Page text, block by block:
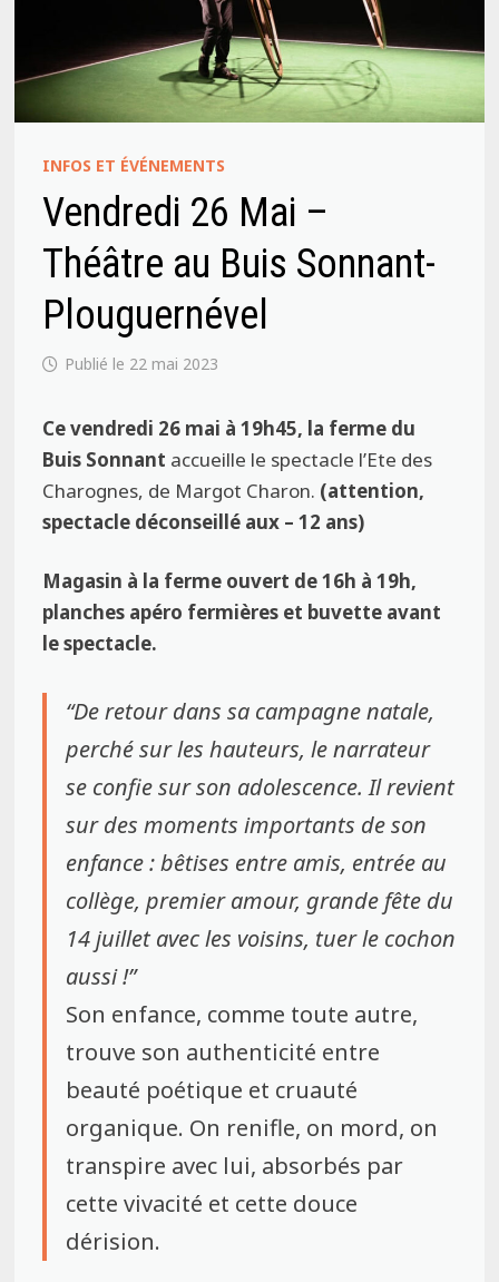
INFOS ET ÉVÉNEMENTS
Vendredi 26 Mai –
Théâtre au Buis Sonnant-
Plouguernével
22 mai 2023
Ce vendredi 26 mai à 19h45, la ferme du
Buis Sonnant accueille le spectacle l’Ete des
Charognes, de Margot Charon. (attention,
spectacle déconseillé aux – 12 ans)
Magasin à la ferme ouvert de 16h à 19h,
planches apéro fermières et buvette avant
le spectacle.
“De retour dans sa campagne natale,
perché sur les hauteurs, le narrateur
se confie sur son adolescence. Il revient
sur des moments importants de son
enfance : bêtises entre amis, entrée au
collège, premier amour, grande fête du
14 juillet avec les voisins, tuer le cochon
aussi !”
Son enfance, comme toute autre,
trouve son authenticité entre
beauté poétique et cruauté
organique. On renifle, on mord, on
transpire avec lui, absorbés par
cette vivacité et cette douce
dérision.